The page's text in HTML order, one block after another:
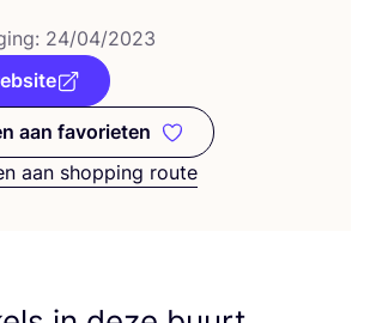
24/04/2023
aan favorieten
Toevoegen aan favorieten
aan shopping route